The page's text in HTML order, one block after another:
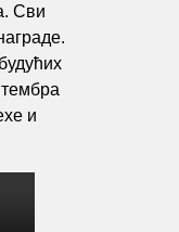
Сви
и